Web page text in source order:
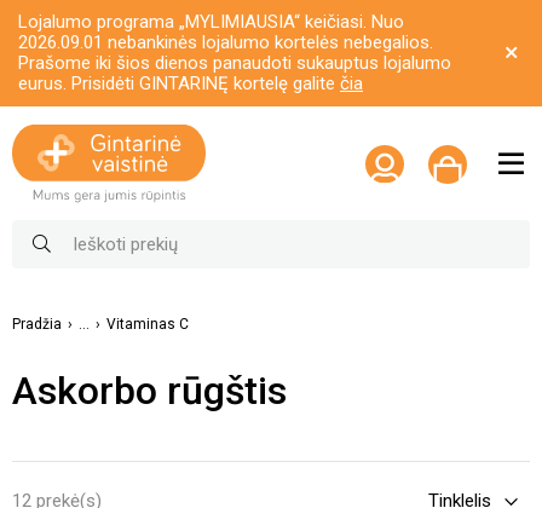
Lojalumo programa „MYLIMIAUSIA“ keičiasi. Nuo
2026.09.01 nebankinės lojalumo kortelės nebegalios.
Prašome iki šios dienos panaudoti sukauptus lojalumo
eurus. Prisidėti GINTARINĘ kortelę galite čia
Pradžia ... Vitaminas C
Askorbo rūgštis
12 prekė(s)